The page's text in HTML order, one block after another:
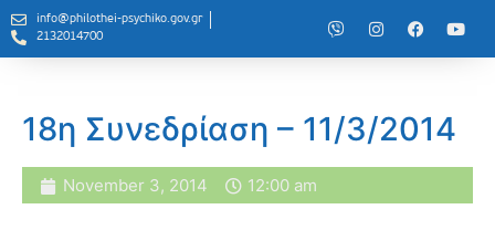
info@philothei-psychiko.gov.gr
2132014700
18η Συνεδρίαση – 11/3/2014
November 3, 2014 12:00 am